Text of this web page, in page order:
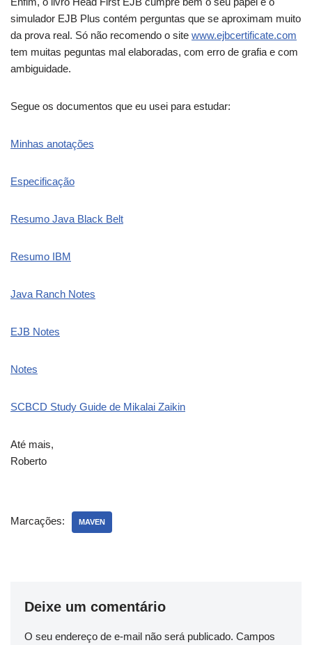
simulador EJB Plus contém perguntas que se aproximam muito
da prova real. Só não recomendo o site www.ejbcertificate.com
tem muitas peguntas mal elaboradas, com erro de grafia e com
ambiguidade.
Segue os documentos que eu usei para estudar:
Minhas anotações
Especificação
Resumo Java Black Belt
Resumo IBM
Java Ranch Notes
EJB Notes
Notes
SCBCD Study Guide de Mikalai Zaikin
Até mais,
Roberto
Marcações: MAVEN
Deixe um comentário
O seu endereço de e-mail não será publicado. Campos